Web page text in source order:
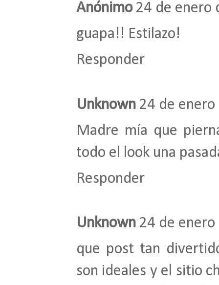
Anónimo 24 de enero
guapa!! Estilazo!
Responder
Unknown 24 de
Madre mía que
todo el look una
Responder
Unknown 24 de
que post tan
son ideales y el sitio